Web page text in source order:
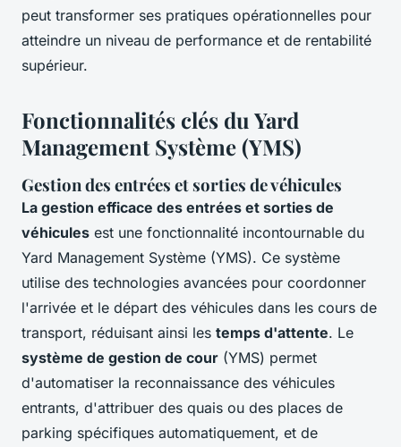
peut transformer ses pratiques opérationnelles pour
atteindre un niveau de performance et de rentabilité
supérieur.
Fonctionnalités clés du Yard
Management Système (YMS)
Gestion des entrées et sorties de véhicules
La gestion efficace des entrées et sorties de
véhicules est une fonctionnalité incontournable du
Yard Management Système (YMS). Ce système
utilise des technologies avancées pour coordonner
l'arrivée et le départ des véhicules dans les cours de
transport, réduisant ainsi les temps d'attente. Le
système de gestion de cour (YMS) permet
d'automatiser la reconnaissance des véhicules
entrants, d'attribuer des quais ou des places de
parking spécifiques automatiquement, et de